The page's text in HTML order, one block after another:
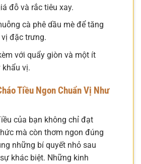
đỗ và rắc tiêu xay.
cà phê dầu mè để tăng
đặc trưng.
với quẩy giòn và một ít
vị.
Tiều Ngon Chuẩn Vị Như
của bạn không chỉ đạt
mà còn thơm ngon đúng
những bí quyết nhỏ sau
khác biệt. Những kinh